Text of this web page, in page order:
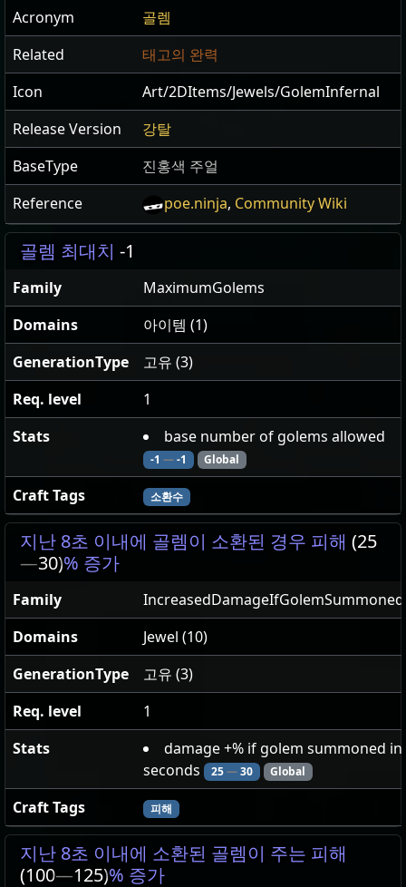
Acronym
골렘
Related
태고의 완력
Icon
Art/2DItems/Jewels/GolemInfernal
Release Version
강탈
BaseType
진홍색 주얼
Reference
poe.ninja, Community Wiki
골렘 최대치 -1
Family
MaximumGolems
Domains
아이템 (1)
GenerationType
고유 (3)
Req. level
1
Stats
base number of golems allowed
-1 —-1 Global
Craft Tags 소환수
지난 8초 이내에 골렘이 소환된 경우 피해 (25
—30)% 증가
Family
Domains
Jewel (10)
GenerationType
고유 (3)
Req. level
1
Stats
damage +% if golem summoned in
seconds
25—30 Global
Craft Tags 피해
지난 8초 이내에 소환된 골렘이 주는 피해
(100—125)% 증가